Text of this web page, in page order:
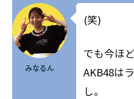
みなるん
(笑)
でも今ほ
AKB48は
し。